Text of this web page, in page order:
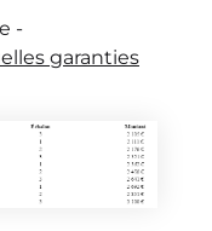
-
garanties